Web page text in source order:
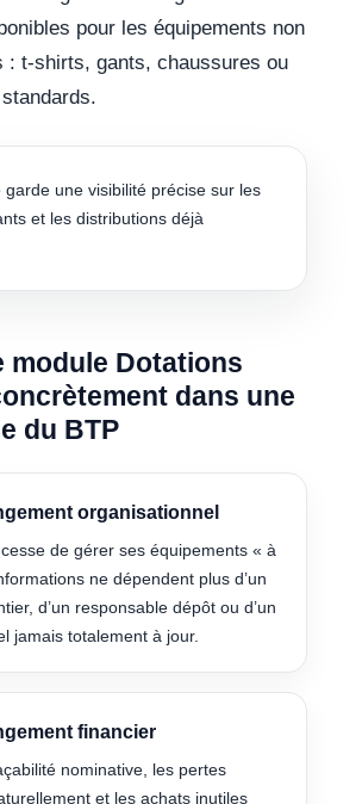
pour les équipements non
: t-shirts, gants, chaussures ou
garde une visibilité précise sur les
et les distributions déjà
module Dotations
dans une
du BTP
organisationnel
cesse de gérer ses équipements « à
ne dépendent plus d’un
d’un responsable dépôt ou d’un
jamais totalement à jour.
financier
nominative, les pertes
et les achats inutiles